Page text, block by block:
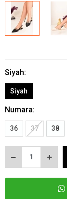
Siyah:
Siyah
Numara:
36 37 38